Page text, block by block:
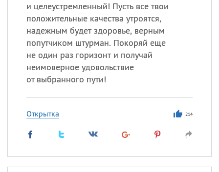
и целеустремленный! Пусть все твои
положительные качества утроятся,
надежным будет здоровье, верным
попутчиком штурман. Покоряй еще
не один раз горизонт и получай
неимоверное удовольствие
от выбранного пути!
Открытка 214